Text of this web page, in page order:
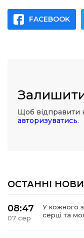
FACEBOOK
Щоб відправити
авторизуватись.
ОСТАННІ
08:47
07 сер
У кожного
серці та